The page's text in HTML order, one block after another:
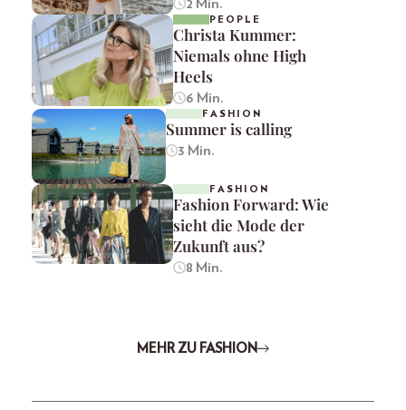
2 Min.
PEOPLE
Christa Kummer:
Niemals ohne High
Heels
6 Min.
FASHION
Summer is calling
3 Min.
FASHION
Fashion Forward: Wie
sieht die Mode der
Zukunft aus?
8 Min.
MEHR ZU FASHION